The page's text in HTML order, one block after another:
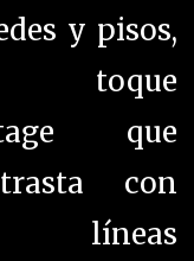
y pisos,
toque
que
con
líneas